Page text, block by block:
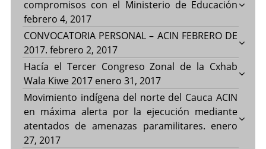
compromisos con el Ministerio de Educación
febrero 4, 2017
CONVOCATORIA PERSONAL – ACIN FEBRERO DE
2017. febrero 2, 2017
Hacía el Tercer Congreso Zonal de la Cxhab
Wala Kiwe 2017 enero 31, 2017
Movimiento indígena del norte del Cauca ACIN
en máxima alerta por la ejecución mediante
atentados de amenazas paramilitares. enero
27, 2017